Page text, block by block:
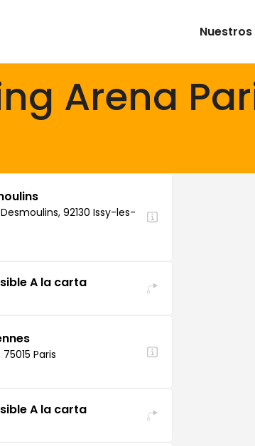
Arena
92130 Issy-les-
A la carta
Paris
A la carta